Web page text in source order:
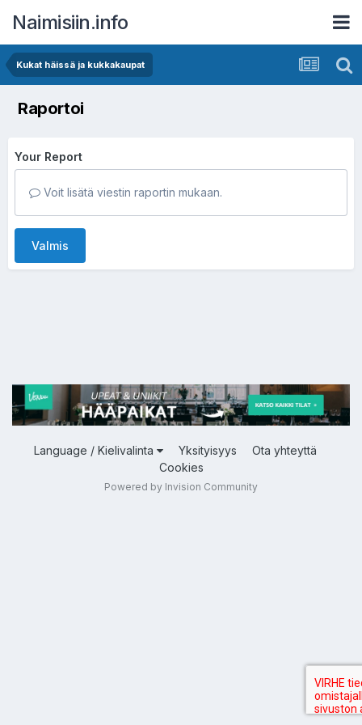
Naimisiin.info
Kukat häissä ja kukkakaupat
Raportoi
Your Report
Voit lisätä viestin raportin mukaan.
Valmis
Language / Kielivalinta Yksityisyys
Ota yhteyttä
Cookies
Powered by Invision Community